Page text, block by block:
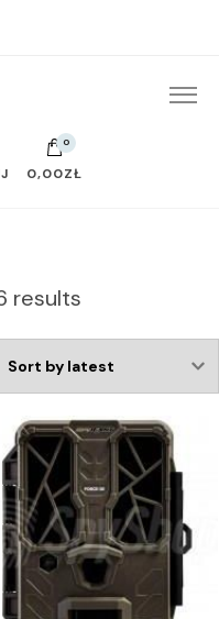
0
0,00ZŁ
results